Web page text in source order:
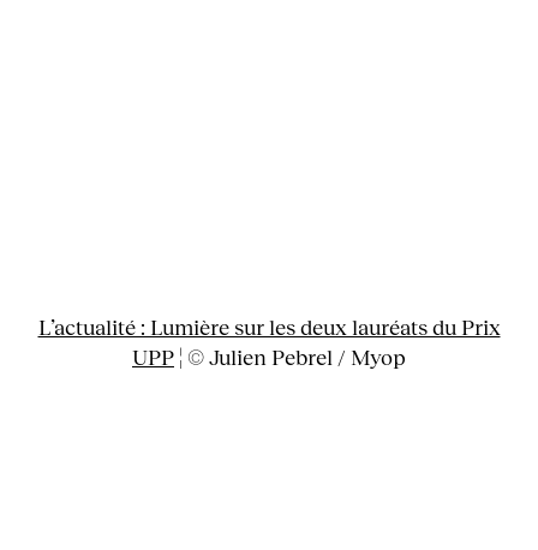
L’actualité : Lumière sur les deux lauréats du Prix
UPP ¦ © Julien Pebrel / Myop